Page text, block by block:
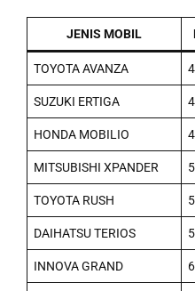
JENIS MOBIL
TOYOTA AVANZA
SUZUKI ERTIGA
HONDA MOBILIO
MITSUBISHI XPANDER
TOYOTA RUSH
DAIHATSU TERIOS
INNOVA GRAND